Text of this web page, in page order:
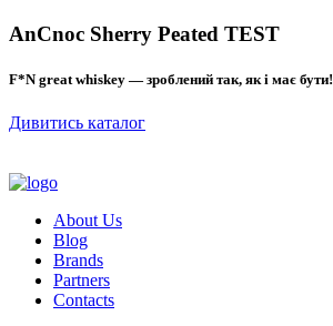
AnCnoc Sherry Peated TEST
F*N great whiskey — зроблений так, як і має бути!
Дивитись каталог
About Us
Blog
Brands
Partners
Contacts